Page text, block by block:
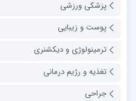
پزشکی ورزشی
پوست و زیبایی
ترمینولوژی و دیکشنری
تغذیه و رژیم درمانی
جراحی